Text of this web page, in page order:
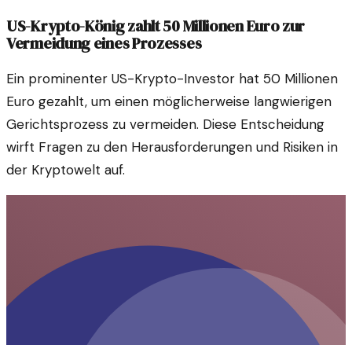
US-Krypto-König zahlt 50 Millionen Euro zur
Vermeidung eines Prozesses
Ein prominenter US-Krypto-Investor hat 50 Millionen
Euro gezahlt, um einen möglicherweise langwierigen
Gerichtsprozess zu vermeiden. Diese Entscheidung
wirft Fragen zu den Herausforderungen und Risiken in
der Kryptowelt auf.